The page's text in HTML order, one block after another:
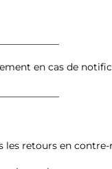
en cas de
les retours en